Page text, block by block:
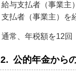
給与支払者（事業主
支払者（事業主）を
通常、年税額を12回
2. 公的年金から